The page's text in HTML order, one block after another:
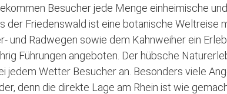
Besucher jede Menge einheimische
der Friedenswald ist eine botanische Weltreise
und Radwegen sowie dem Kahnweiher ein
Führungen angeboten. Der hübsche
jedem Wetter Besucher an. Besonders viele
denn die direkte Lage am Rhein ist wie